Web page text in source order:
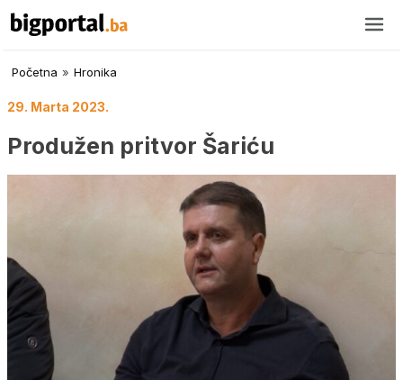
Početna » Hronika
29. Marta 2023.
Produžen pritvor Šariću